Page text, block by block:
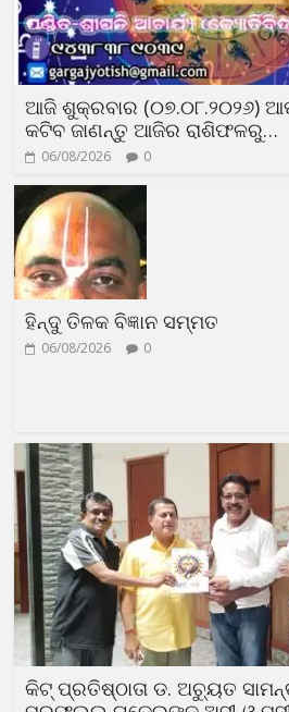
ଆଜି ଶୁକ୍ରବାର (୦୭.୦୮.୨୦୨୬)
କଟିବ ଜାଣନ୍ତୁ ଆଜିର ରାଶିଫଳରୁ…
06/08/2026 0
ହିନ୍ଦୁ ତିଳକ ବିଜ୍ଞାନ ସମ୍ମତ
06/08/2026 0
କିଟ୍ ପ୍ରତିଷ୍ଠାତା ଡ. ଅଚ୍ୟୁତ